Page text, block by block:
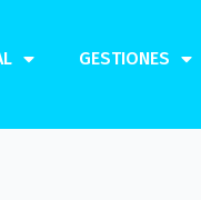
GESTIONES